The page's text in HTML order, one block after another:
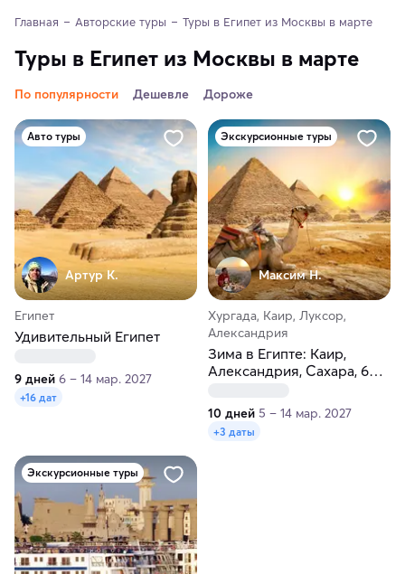
Главная Авторские туры Туры в Египет из Москвы в марте
Туры в Египет из Москвы в марте
По популярности Дешевле Дороже
Авто туры
Артур К.
Египет
Удивительный Египет
9 дней 6 – 14 мар. 2027
+16 дат
Экскурсионные туры
Максим H.
Хургада, Каир, Луксор,
Александрия
Зима в Египте: Каир,
Александрия, Сахара, 6
10 дней 5 – 14 мар. 2027
+3 даты
Экскурсионные туры